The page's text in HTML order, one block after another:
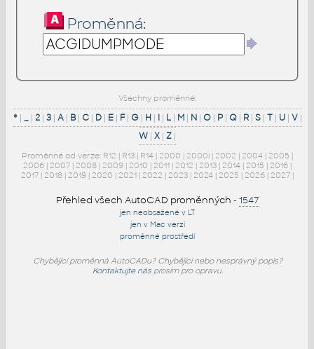
Proměnná:
Všechny proměnné:
*| _| 2| 3| A| B| C| D| E| F| G| H | I| L| M| N| O| P| Q| R| S| T| U| V|
W | X | Z |
Proměnné od verze: R12 | R13 | R14 | 2000 | 2000i | 2002 | 2004 | 2005 |
2006 | 2007 | 2008 | 2009 | 2010 | 2011 | 2012 | 2013 | 2014 | 2015 | 2016 |
2017 | 2018 | 2019 | 2020 | 2021 | 2022 | 2023 | 2024 | 2025 | 2026 | 2027 |
Přehled všech AutoCAD proměnných - 1547
jen neobsažené v LT
jen v Mac verzi
proměnné prostředí
Chybějící proměnná AutoCADu? Chybějící nebo nesprávný popis?
Kontaktujte násprosím pro opravu.